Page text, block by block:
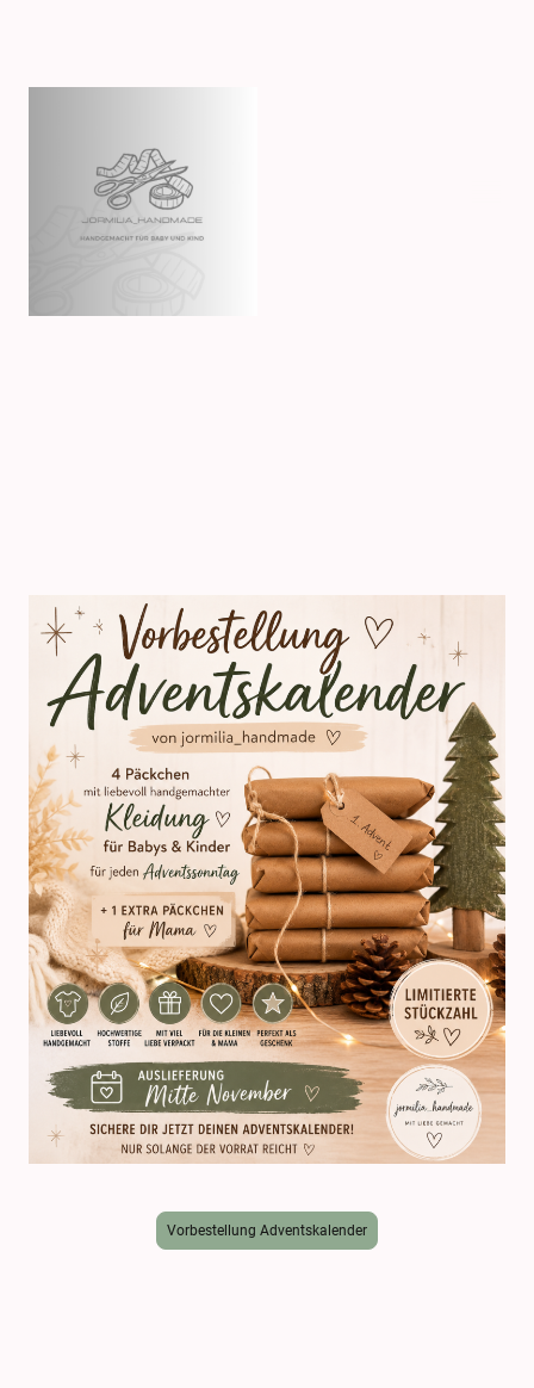
Vorbestellung Adventskalender